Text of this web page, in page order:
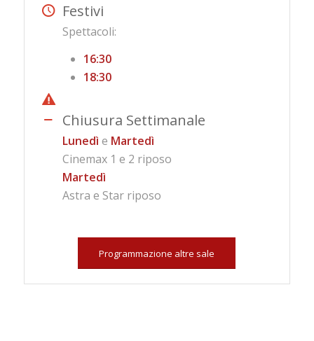
Festivi
Spettacoli:
16:30
18:30
Chiusura Settimanale
Lunedì e Martedì
Cinemax 1 e 2 riposo
Martedì
Astra e Star riposo
Programmazione altre sale